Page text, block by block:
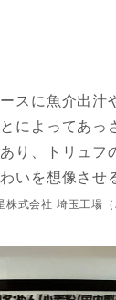
スに魚介出汁
によってあっ
り、トリュフ
いを想像させ
式会社 埼玉工場（